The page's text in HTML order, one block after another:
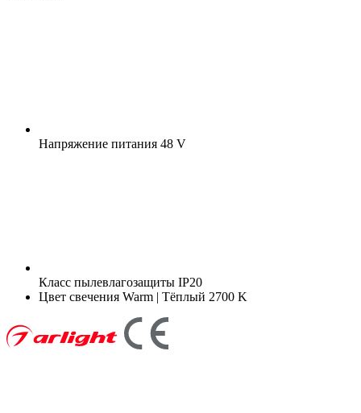
Напряжение питания 48 V
Класс пылевлагозащиты IP20
Цвет свечения Warm | Тёплый 2700 K